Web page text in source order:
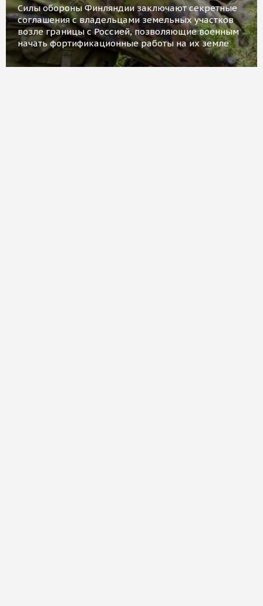
Силы обороны Финляндии заключают секретные
соглашения с владельцами земельных участков
возле границы с Россией, позволяющие военным
начать фортификационные работы на их земле